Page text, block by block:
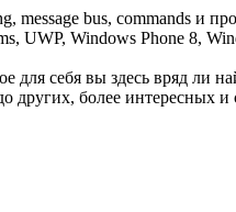
bus, commands и
UWP, Windows Phone 8,
для себя вы здесь вряд
других, более интересных